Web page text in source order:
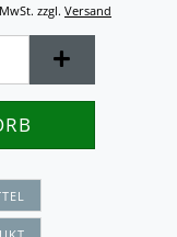
zzgl. Versand